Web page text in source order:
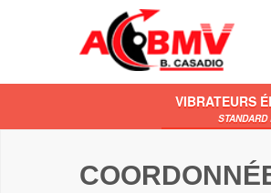
VIBRATEURS
STANDARD